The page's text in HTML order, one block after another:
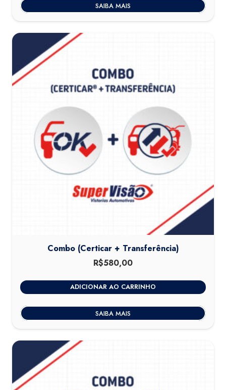
SAIBA MAIS
Combo (Certicar + Transferência)
R$580,00
ADICIONAR AO CARRINHO
SAIBA MAIS